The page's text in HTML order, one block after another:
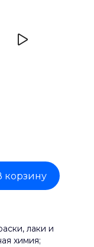
корзину
лаки и
химия;